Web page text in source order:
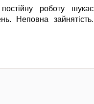
роботу шукає
Неповна зайнятість.